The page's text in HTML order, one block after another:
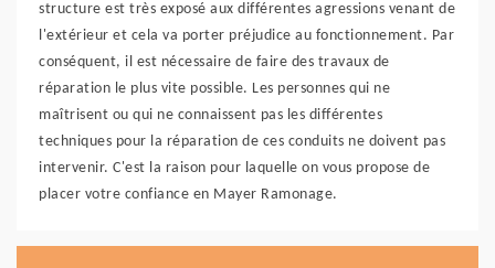
structure est très exposé aux différentes agressions venant de
l'extérieur et cela va porter préjudice au fonctionnement. Par
conséquent, il est nécessaire de faire des travaux de
réparation le plus vite possible. Les personnes qui ne
maîtrisent ou qui ne connaissent pas les différentes
techniques pour la réparation de ces conduits ne doivent pas
intervenir. C'est la raison pour laquelle on vous propose de
placer votre confiance en Mayer Ramonage.